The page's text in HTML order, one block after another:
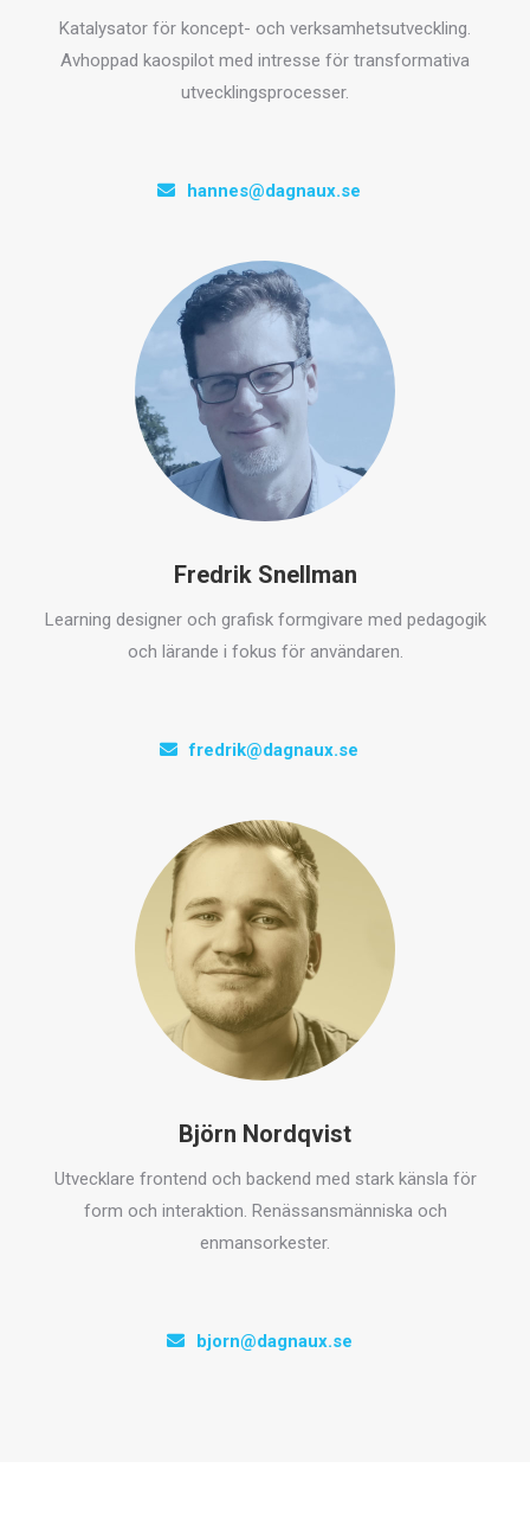
Katalysator för koncept- och verksamhetsutveckling.
Avhoppad kaospilot med intresse för transformativa
utvecklingsprocesser.
hannes@dagnaux.se
Fredrik Snellman
Learning designer och grafisk formgivare med pedagogik
och lärande i fokus för användaren.
fredrik@dagnaux.se
Björn Nordqvist
Utvecklare frontend och backend med stark känsla för
form och interaktion. Renässansmänniska och
enmansorkester.
bjorn@dagnaux.se